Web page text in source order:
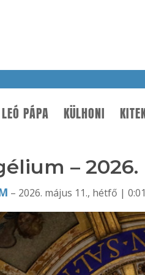
PÁPA KÜLHONI
– 2026.
– 2026. május 11., hétfő | 0:01